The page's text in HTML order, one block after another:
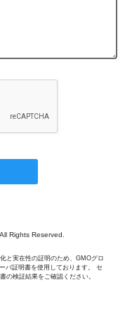
Rights Reserved.
と実在性の証明のため、GMOグロ
バ証明書を使用しております。 セ
の検証結果をご確認ください。